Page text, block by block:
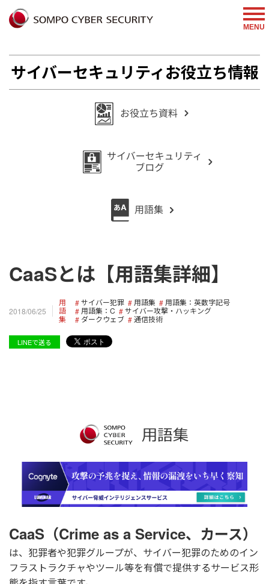
MENU
サイバーセキュリティお役立ち情報
CaaSとは【用語集詳細】
2018/06/25
用
語
集
サイバー犯罪 用語集
用語集：英数字記号
用語集：C
サイバー攻撃・ハッキング
ダークウェブ
通信技術
LINEで送る
CaaS（Crime as a Service、カース）
は、犯罪者や犯罪グループが、サイバー犯罪のためのイン
フラストラクチャやツール等を有償で提供するサービス形